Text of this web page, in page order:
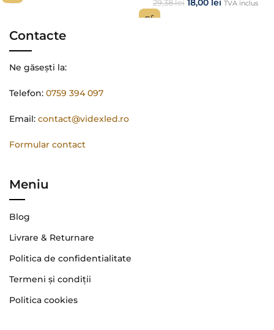
29,38lei 18,00 lei TVA inclus
Contacte
Ne găsești la:
Telefon: 0759 394 097
Email: contact@videxled.ro
Formular contact
Meniu
Blog
Livrare & Returnare
Politica de confidentialitate
Termeni şi condiţii
Politica cookies